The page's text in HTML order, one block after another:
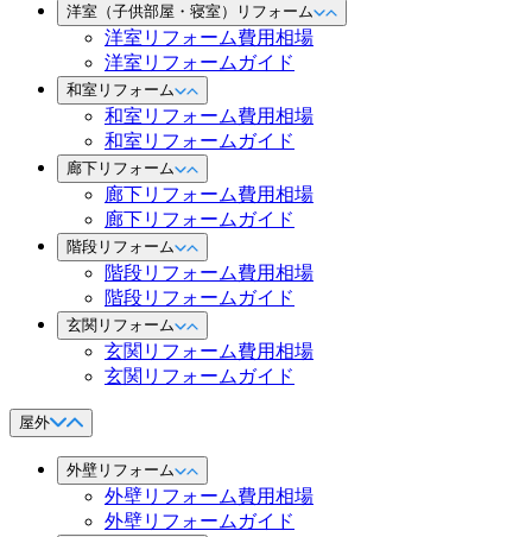
洋室（子供部屋・寝室）リフォーム
洋室リフォーム費用相場
洋室リフォームガイド
和室リフォーム
和室リフォーム費用相場
和室リフォームガイド
廊下リフォーム
廊下リフォーム費用相場
廊下リフォームガイド
階段リフォーム
階段リフォーム費用相場
階段リフォームガイド
玄関リフォーム
玄関リフォーム費用相場
玄関リフォームガイド
屋外
外壁リフォーム
外壁リフォーム費用相場
外壁リフォームガイド